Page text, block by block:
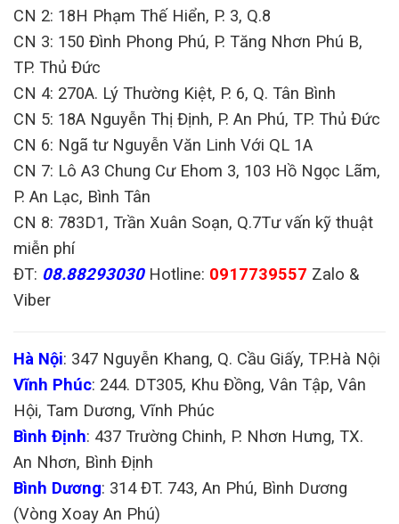
CN 2: 18H Phạm Thế Hiển, P. 3, Q.8
CN 3: 150 Đình Phong Phú, P. Tăng Nhơn Phú B,
TP. Thủ Đức
CN 4: 270A. Lý Thường Kiệt, P. 6, Q. Tân Bình
CN 5: 18A Nguyễn Thị Định, P. An Phú, TP. Thủ Đức
CN 6: Ngã tư Nguyễn Văn Linh Với QL 1A
CN 7: Lô A3 Chung Cư Ehom 3, 103 Hồ Ngọc Lãm,
P. An Lạc, Bình Tân
CN 8: 783D1, Trần Xuân Soạn, Q.7Tư vấn kỹ thuật
miễn phí
ĐT: 08.88293030 Hotline: 0917739557 Zalo &
Viber
Hà Nội: 347 Nguyễn Khang, Q. Cầu Giấy, TP.Hà Nội
Vĩnh Phúc: 244. DT305, Khu Đồng, Vân Tập, Vân
Hội, Tam Dương, Vĩnh Phúc
Bình Định: 437 Trường Chinh, P. Nhơn Hưng, TX.
An Nhơn, Bình Định
Bình Dương: 314 ĐT. 743, An Phú, Bình Dương
(Vòng Xoay An Phú)